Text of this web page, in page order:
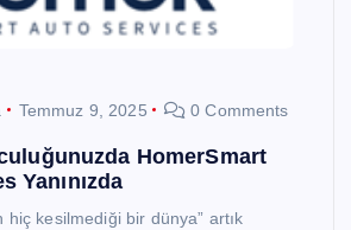
Temmuz 9, 2025 0 Comments
HomerSmart
Yanınızda
hiç kesilmediği bir dünya” artık